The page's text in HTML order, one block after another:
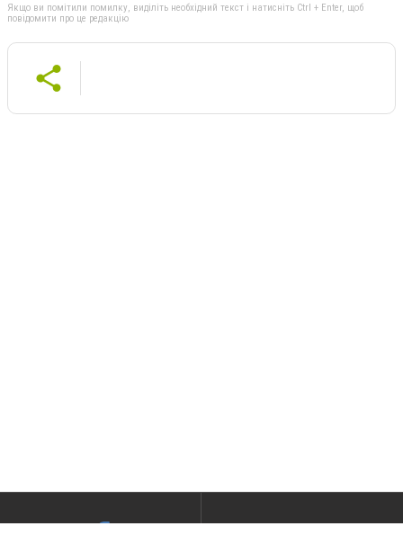
Якщо ви помітили помилку, виділіть необхідний текст і натисніть Ctrl + Enter, щоб
повідомити про це редакцію